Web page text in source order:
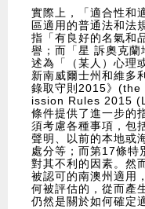
實際上，「適合性和
區適用的普通法和法
指「有良好的名氣和
譽；而「星 訴奧克蘭
述為「（某人）心理
新南威爾士州和維多
錄取守則2015》
ission Rules 2015
條件提供了進一步的
須考慮各種事項，包
聲明、以前的本地或
處分等；而第17條特
對其不利的因素。然
被認可的南澳州適用
何被評估的，從而產
仍然是關於如何確定